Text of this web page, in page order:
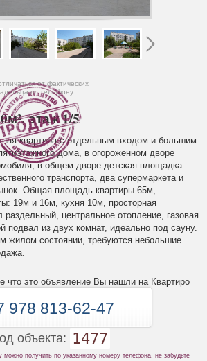
от фактических
по телефону
этаж 1/5
квартира с отдельным входом и большим
дома, в огороженном дворе
в общем дворе детская площадка.
транспорта, два супермаркета и
Общая площадь квартиры 65м,
19м и 16м, кухня 10м, просторная
центральное отопление, газовая
подвал из двух комнат, идеально под сауну.
жилом состоянии, требуются небольшие
что это объявление Вы нашли на Квартиро
978 813-62-47
объекта: 1477
получить по указанному номеру телефона, не забудьте